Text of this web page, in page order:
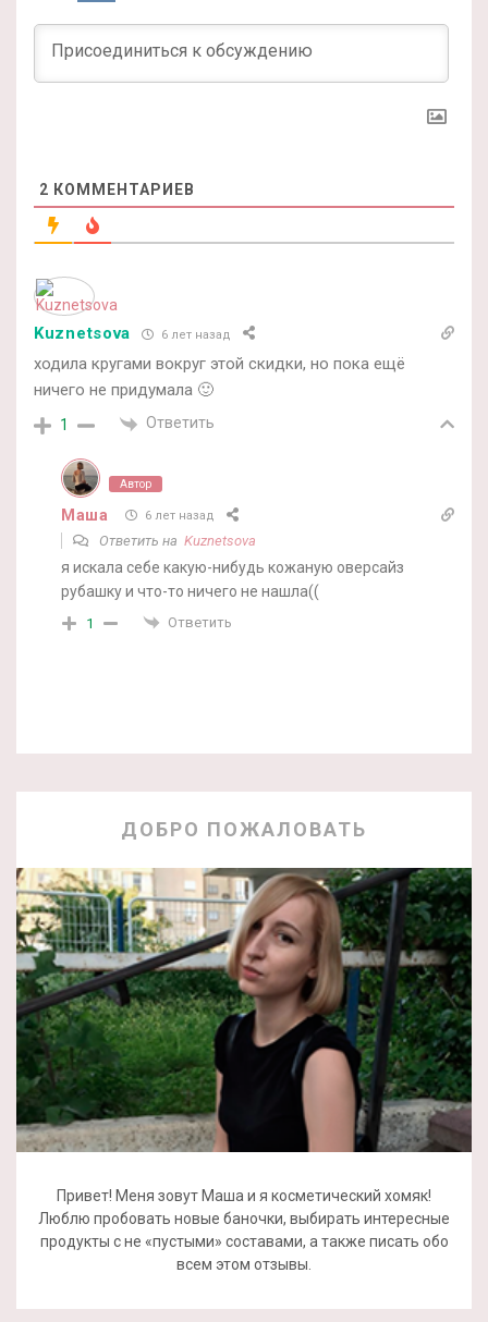
2 КОММЕНТАРИЕВ
Kuznetsova 6 лет назад
ходила кругами вокруг этой скидки, но пока ещё
ничего не придумала 🙂
1 Ответить
Автор
Маша 6 лет назад
Ответить на Kuznetsova
я искала себе какую-нибудь кожаную оверсайз
рубашку и что-то ничего не нашла((
1 Ответить
ДОБРО ПОЖАЛОВАТЬ
Привет! Меня зовут Маша и я косметический хомяк!
Люблю пробовать новые баночки, выбирать интересные
продукты с не «пустыми» составами, а также писать обо
всем этом отзывы.